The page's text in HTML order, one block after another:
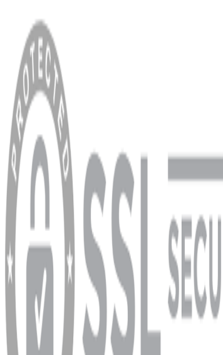
MENÜ
Anasayfa
Hakkımızda
Blog
MÜŞTERİ HİZMETLERİ
Hesabım
Sipariş Sorgulama
Banka Hesap Bilgileri
YARDIM VE DESTEK
Ödeme ve Teslimat Şartları
Garanti ve İade Şartları
info@dukkanhifi.com
0850 441 40 44
info@dukkanhifi.com 0850 441 40 44
Çalışma Saatleri: Pazartesi - Cuma 09:30 - 19:30, Cumartesi 10:00 - 18:00